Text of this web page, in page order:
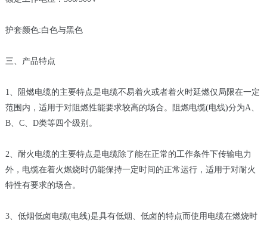
护套颜色:白色与黑色
三、产品特点
1、阻燃电缆的主要特点是电缆不易着火或者着火时延燃仅局限在一定
范围内，适用于对阻燃性能要求较高的场合。阻燃电缆(电线)分为A、
B、C、D类等四个级别。
2、耐火电缆的主要特点是电缆除了能在正常的工作条件下传输电力
外，电缆在着火燃烧时仍能保持一定时间的正常运行，适用于对耐火
特性有要求的场合。
3、低烟低卤电缆(电线)是具有低烟、低卤的特点而使用电缆在燃烧时